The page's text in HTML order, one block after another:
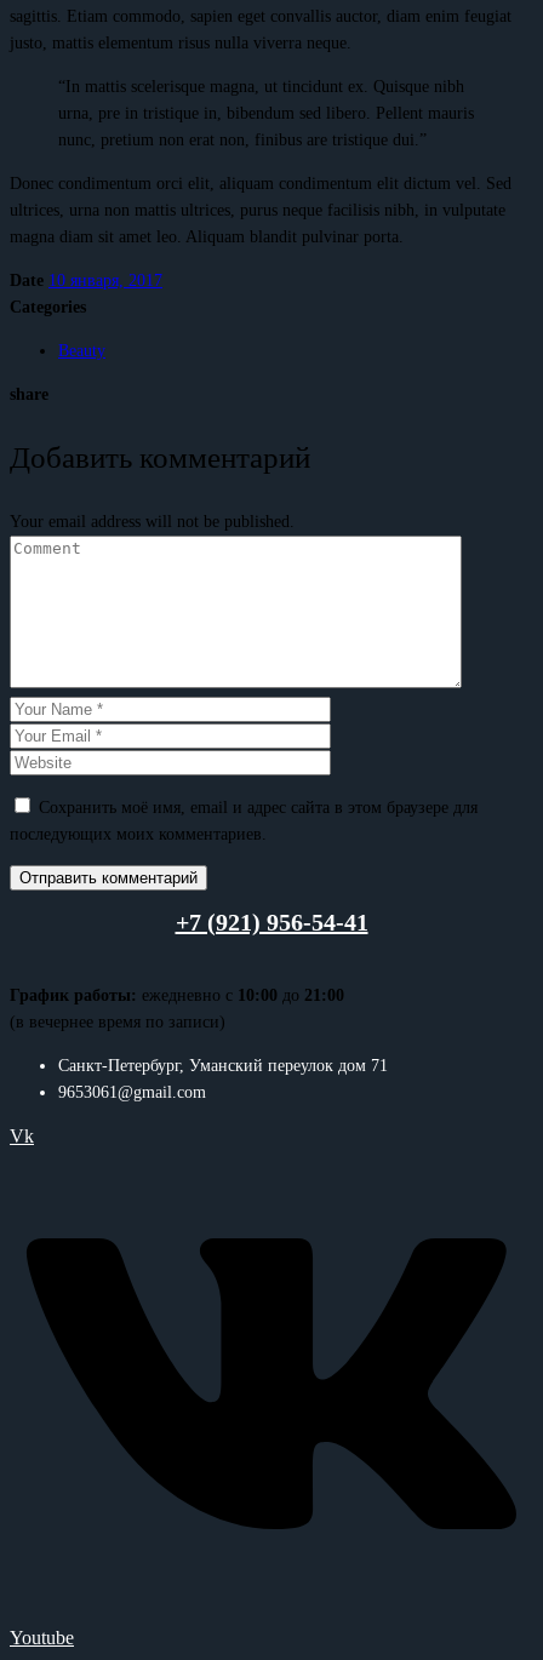
sagittis. Etiam commodo, sapien eget convallis auctor, diam enim feugiat
justo, mattis elementum risus nulla viverra neque.
“In mattis scelerisque magna, ut tincidunt ex. Quisque nibh
urna, pre in tristique in, bibendum sed libero. Pellent mauris
nunc, pretium non erat non, finibus are tristique dui.”
Donec condimentum orci elit, aliquam condimentum elit dictum vel. Sed
ultrices, urna non mattis ultrices, purus neque facilisis nibh, in vulputate
magna diam sit amet leo. Aliquam blandit pulvinar porta.
Date 10 января, 2017
Categories
Beauty
share
Добавить комментарий
Your email address will not be published.
Сохранить моё имя, email и адрес сайта в этом браузере для
последующих моих комментариев.
+7 (921) 956-54-41
График работы: ежедневно с 10:00 до 21:00
(в вечернее время по записи)
Санкт-Петербург, Уманский переулок дом 71
9653061@gmail.com
Vk
Youtube